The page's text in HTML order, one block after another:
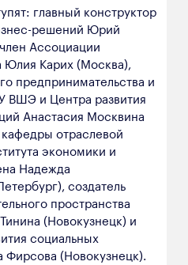
главный конструктор
решений Юрий
Ассоциации
Юлия Карих (Москва),
предпринимательства и
ВШЭ и Центра развития
Анастасия Москвина
отраслевой
экономики и
Надежда
создатель
пространства
(Новокузнецк) и
социальных
(Новокузнецк).